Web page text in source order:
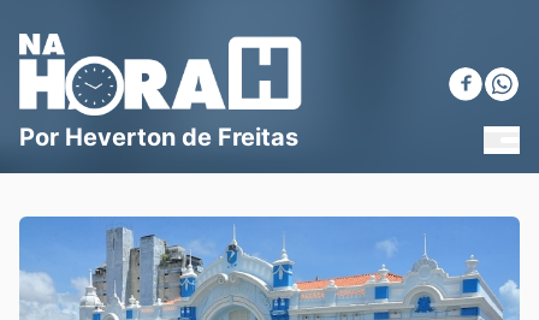
Blog Na Hora H
Por Heverton de Freitas